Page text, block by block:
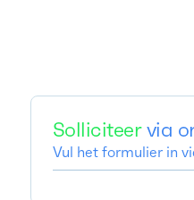
Solliciteervia
Vul het formulier in